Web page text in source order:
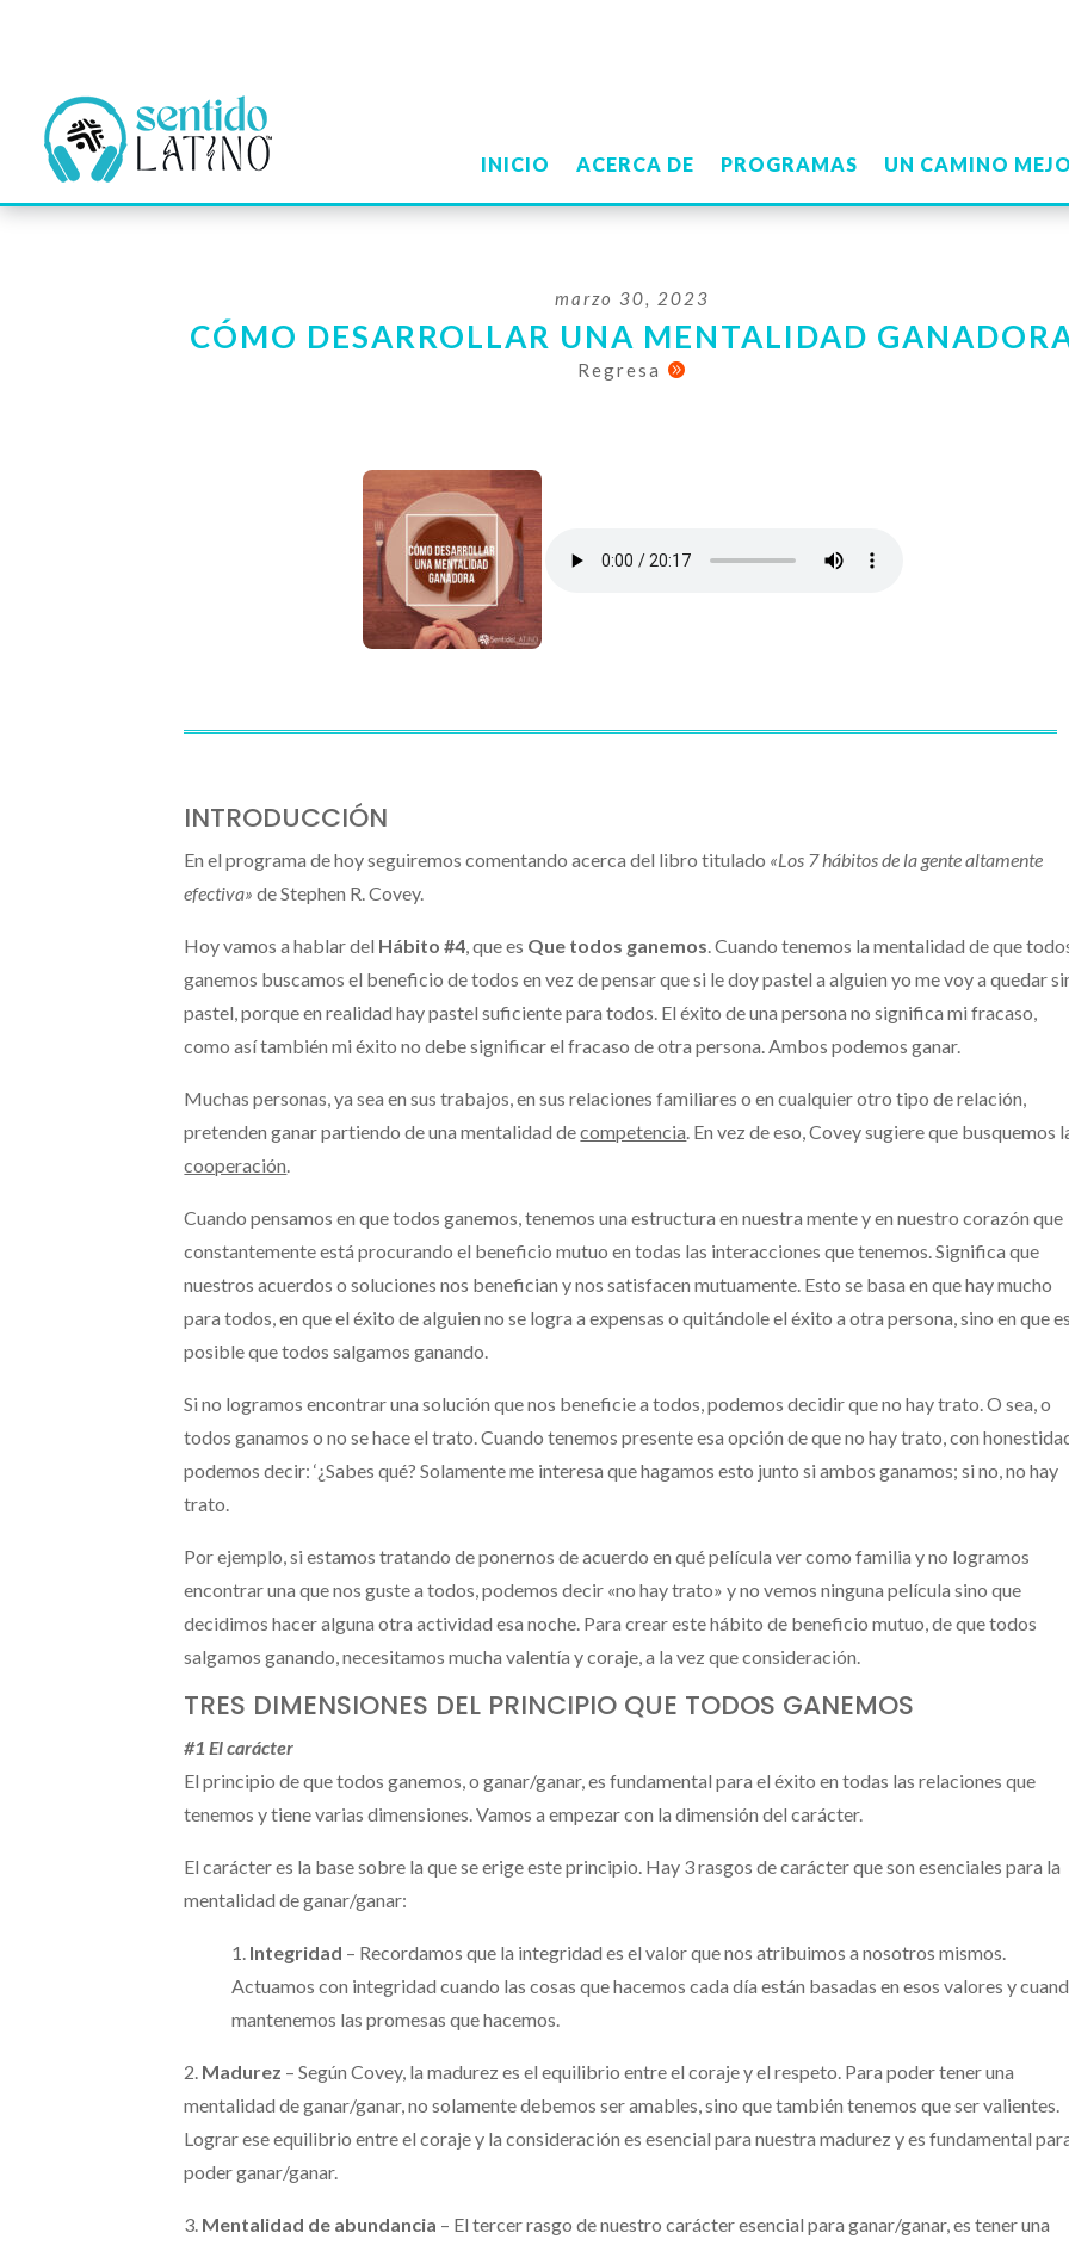
INICIO ACERCA DE PROGRAMAS UN CAMINO
marzo 30, 2023
CÓMO DESARROLLAR UNA MENTALIDAD
Regresa 
INTRODUCCIÓN
En el programa de hoy seguiremos comentando acerca del libro titulado «Los 7 hábitos de la gente altamente
efectiva» de Stephen R. Covey.
Hoy vamos a hablar del Hábito #4, que es Que todos ganemos. Cuando tenemos la mentalidad de que
ganemos buscamos el beneficio de todos en vez de pensar que si le doy pastel a alguien yo me voy a quedar
pastel, porque en realidad hay pastel suficiente para todos. El éxito de una persona no significa mi fracaso,
como así también mi éxito no debe significar el fracaso de otra persona. Ambos podemos ganar.
Muchas personas, ya sea en sus trabajos, en sus relaciones familiares o en cualquier otro tipo de relación,
pretenden ganar partiendo de una mentalidad decompetencia. En vez de eso, Covey sugiere que busquemos
cooperación.
Cuando pensamos en que todos ganemos, tenemos una estructura en nuestra mente y en nuestro corazón que
constantemente está procurando el beneficio mutuo en todas las interacciones que tenemos. Significa que
nuestros acuerdos o soluciones nos benefician y nos satisfacen mutuamente. Esto se basa en que hay mucho
para todos, en que el éxito de alguien no se logra a expensas o quitándole el éxito a otra persona, sino en que
posible que todos salgamos ganando.
Si no logramos encontrar una solución que nos beneficie a todos, podemos decidir que no hay trato. O sea, o
todos ganamos o no se hace el trato. Cuando tenemos presente esa opción de que no hay trato, con
podemos decir: ‘¿Sabes qué? Solamente me interesa que hagamos esto junto si ambos ganamos; si no, no hay
trato.
Por ejemplo, si estamos tratando de ponernos de acuerdo en qué película ver como familia y no logramos
encontrar una que nos guste a todos, podemos decir «no hay trato» y no vemos ninguna película sino que
decidimos hacer alguna otra actividad esa noche. Para crear este hábito de beneficio mutuo, de que todos
salgamos ganando, necesitamos mucha valentía y coraje, a la vez que consideración.
TRES DIMENSIONES DEL PRINCIPIO QUE TODOS GANEMOS
#1 El carácter
El principio de que todos ganemos, o ganar/ganar, es fundamental para el éxito en todas las relaciones que
tenemos y tiene varias dimensiones. Vamos a empezar con la dimensión del carácter.
El carácter es la base sobre la que se erige este principio. Hay 3 rasgos de carácter que son esenciales para la
mentalidad de ganar/ganar:
1. Integridad – Recordamos que la integridad es el valor que nos atribuimos a nosotros mismos.
Actuamos con integridad cuando las cosas que hacemos cada día están basadas en esos valores y
mantenemos las promesas que hacemos.
2. Madurez – Según Covey, la madurez es el equilibrio entre el coraje y el respeto. Para poder tener una
mentalidad de ganar/ganar, no solamente debemos ser amables, sino que también tenemos que ser valientes.
Lograr ese equilibrio entre el coraje y la consideración es esencial para nuestra madurez y es fundamental
poder ganar/ganar.
3. Mentalidad de abundancia – El tercer rasgo de nuestro carácter esencial para ganar/ganar, es tener una